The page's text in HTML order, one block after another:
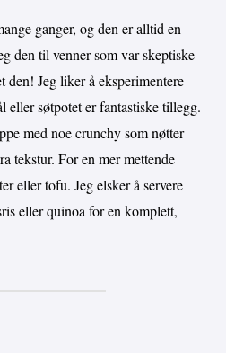
ganger, og den er alltid en
den til venner som var skeptiske
den! Jeg liker å eksperimentere
eller søtpotet er fantastiske tillegg.
med noe crunchy som nøtter
tekstur. For en mer mettende
eller tofu. Jeg elsker å servere
eller quinoa for en komplett,